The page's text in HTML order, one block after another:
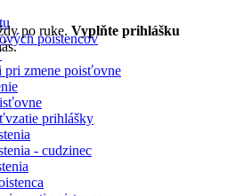
poistencov
pri zmene poisťovne
prihlášky
- cudzinec
po ruke. Vyplňte prihlášku